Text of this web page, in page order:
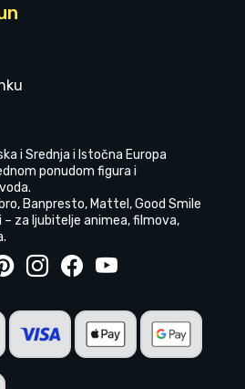
i Srednja i Istočna Europa
ponudom figura i
Banpresto, Mattel, Good Smile
– za ljubitelje animea, filmova,